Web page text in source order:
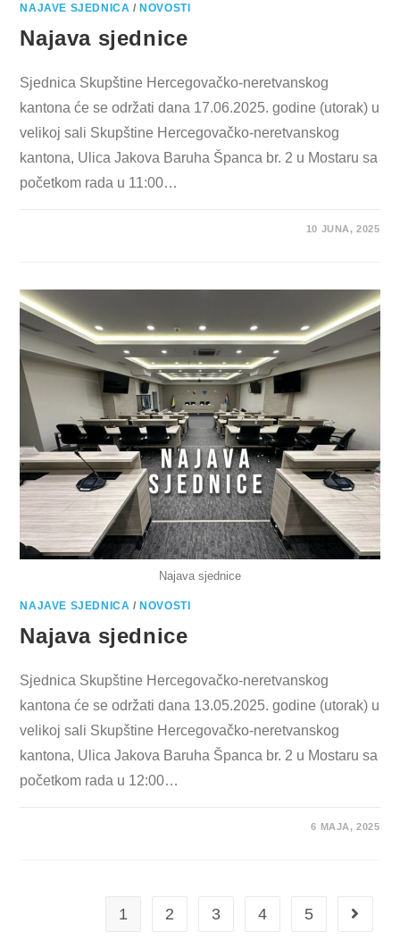
NAJAVE SJEDNICA / NOVOSTI
Najava sjednice
Sjednica Skupštine Hercegovačko-neretvanskog
kantona će se održati dana 17.06.2025. godine (utorak) u
velikoj sali Skupštine Hercegovačko-neretvanskog
kantona, Ulica Jakova Baruha Španca br. 2 u Mostaru sa
početkom rada u 11:00…
10 JUNA, 2025
Najava sjednice
NAJAVE SJEDNICA /NOVOSTI
Najava sjednice
Sjednica Skupštine Hercegovačko-neretvanskog
kantona će se održati dana 13.05.2025. godine (utorak) u
velikoj sali Skupštine Hercegovačko-neretvanskog
kantona, Ulica Jakova Baruha Španca br. 2 u Mostaru sa
početkom rada u 12:00…
6 MAJA, 2025
1 2 3 4 5